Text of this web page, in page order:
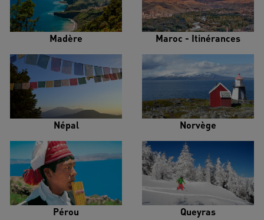
Madère Maroc - Itinérances
Népal Norvège
Pérou Queyras